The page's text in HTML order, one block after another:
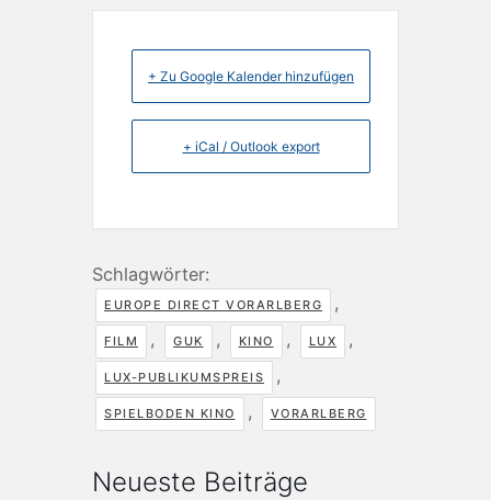
+ Zu Google Kalender hinzufügen
+ iCal / Outlook export
Schlagwörter:
EUROPE DIRECT VORARLBERG ,
FILM , GUK , KINO , LUX ,
LUX-PUBLIKUMSPREIS ,
SPIELBODEN KINO , VORARLBERG
Neueste Beiträge